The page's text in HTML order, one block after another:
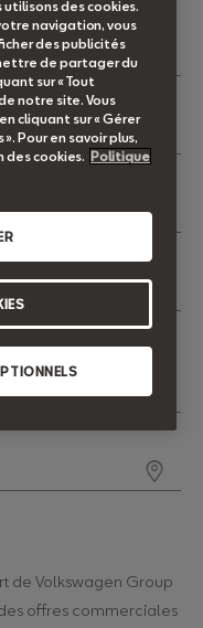
prochain véhicule ?
de Volkswagen Group
offres commerciales
des cookies.
navigation, vous
des publicités
de partager du
sur « Tout
notre site. Vous
cliquant sur « Gérer
Pour en savoir plus,
cookies. Politique